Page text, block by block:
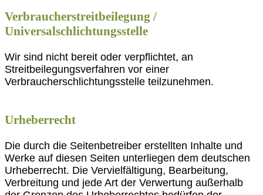
Verbraucherstreitbeilegung /
Universalschlichtungsstelle
Wir sind nicht bereit oder verpflichtet, an
Streitbeilegungsverfahren vor einer
Verbraucherschlichtungsstelle teilzunehmen.
Urheberrecht
Die durch die Seitenbetreiber erstellten Inhalte und
Werke auf diesen Seiten unterliegen dem deutschen
Urheberrecht. Die Vervielfältigung, Bearbeitung,
Verbreitung und jede Art der Verwertung außerhalb